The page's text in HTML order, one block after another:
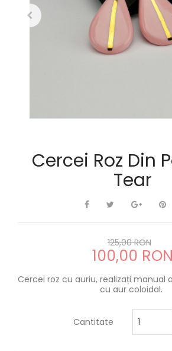
Cercei Roz Din
Tear
125,00 RON
100,00 RON
Cercei roz cu auriu, realizați manual
cu aur coloidal.
Cantitate